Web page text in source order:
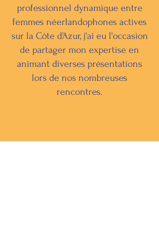
professionnel dynamique entre
femmes néerlandophones actives
sur la Côte d'Azur, j'ai eu l'occasion
de partager mon expertise en
animant diverses présentations
lors de nos nombreuses
rencontres.